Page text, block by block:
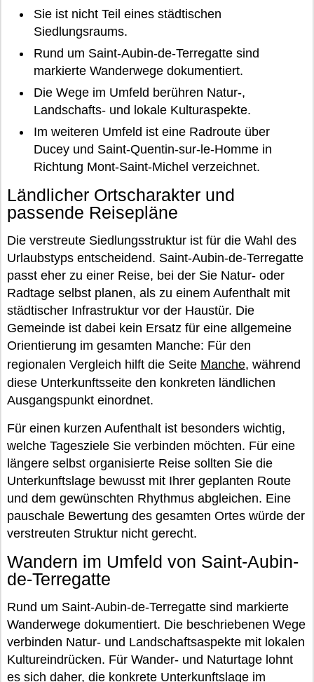
Sie ist nicht Teil eines städtischen
Siedlungsraums.
Rund um Saint-Aubin-de-Terregatte sind
markierte Wanderwege dokumentiert.
Die Wege im Umfeld berühren Natur-,
Landschafts- und lokale Kulturaspekte.
Im weiteren Umfeld ist eine Radroute über
Ducey und Saint-Quentin-sur-le-Homme in
Richtung Mont-Saint-Michel verzeichnet.
Ländlicher Ortscharakter und
passende Reisepläne
Die verstreute Siedlungsstruktur ist für die Wahl des
Urlaubstyps entscheidend. Saint-Aubin-de-Terregatte
passt eher zu einer Reise, bei der Sie Natur- oder
Radtage selbst planen, als zu einem Aufenthalt mit
städtischer Infrastruktur vor der Haustür. Die
Gemeinde ist dabei kein Ersatz für eine allgemeine
Orientierung im gesamten Manche: Für den
regionalen Vergleich hilft die Seite Manche, während
diese Unterkunftsseite den konkreten ländlichen
Ausgangspunkt einordnet.
Für einen kurzen Aufenthalt ist besonders wichtig,
welche Tagesziele Sie verbinden möchten. Für eine
längere selbst organisierte Reise sollten Sie die
Unterkunftslage bewusst mit Ihrer geplanten Route
und dem gewünschten Rhythmus abgleichen. Eine
pauschale Bewertung des gesamten Ortes würde der
verstreuten Struktur nicht gerecht.
Wandern im Umfeld von Saint-Aubin-
de-Terregatte
Rund um Saint-Aubin-de-Terregatte sind markierte
Wanderwege dokumentiert. Die beschriebenen Wege
verbinden Natur- und Landschaftsaspekte mit lokalen
Kultureindrücken. Für Wander- und Naturtage lohnt
es sich daher, die konkrete Unterkunftslage im